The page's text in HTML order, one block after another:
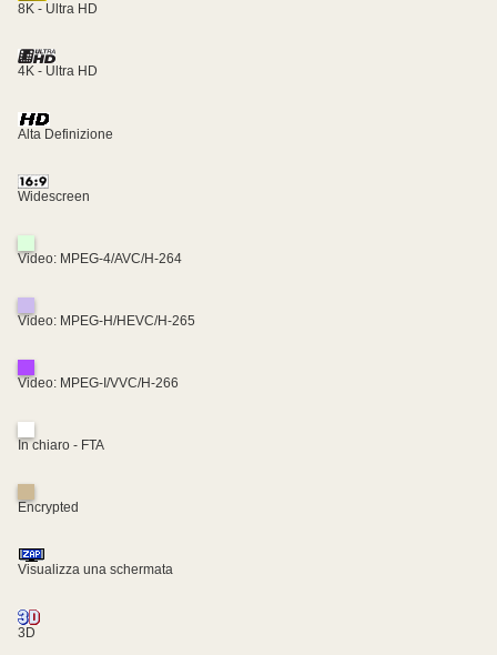
8K - Ultra HD
4K - Ultra HD
Alta Definizione
Widescreen
Video: MPEG-4/AVC/H-264
Video: MPEG-H/HEVC/H-265
Video: MPEG-I/VVC/H-266
In chiaro - FTA
Encrypted
Visualizza una schermata
3D